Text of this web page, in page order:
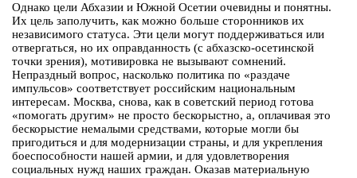
Однако цели Абхазии и Южной Осетии очевидны и понятны.
Их цель заполучить, как можно больше сторонников их
независимого статуса. Эти цели могут поддерживаться или
отвергаться, но их оправданность (с абхазско-осетинской
точки зрения), мотивировка не вызывают сомнений.
Непраздный вопрос, насколько политика по «раздаче
импульсов» соответствует российским национальным
интересам. Москва, снова, как в советский период готова
«помогать другим» не просто бескорыстно, а, оплачивая это
бескорыстие немалыми средствами, которые могли бы
пригодиться и для модернизации страны, и для укрепления
боеспособности нашей армии, и для удовлетворения
социальных нужд наших граждан. Оказав материальную